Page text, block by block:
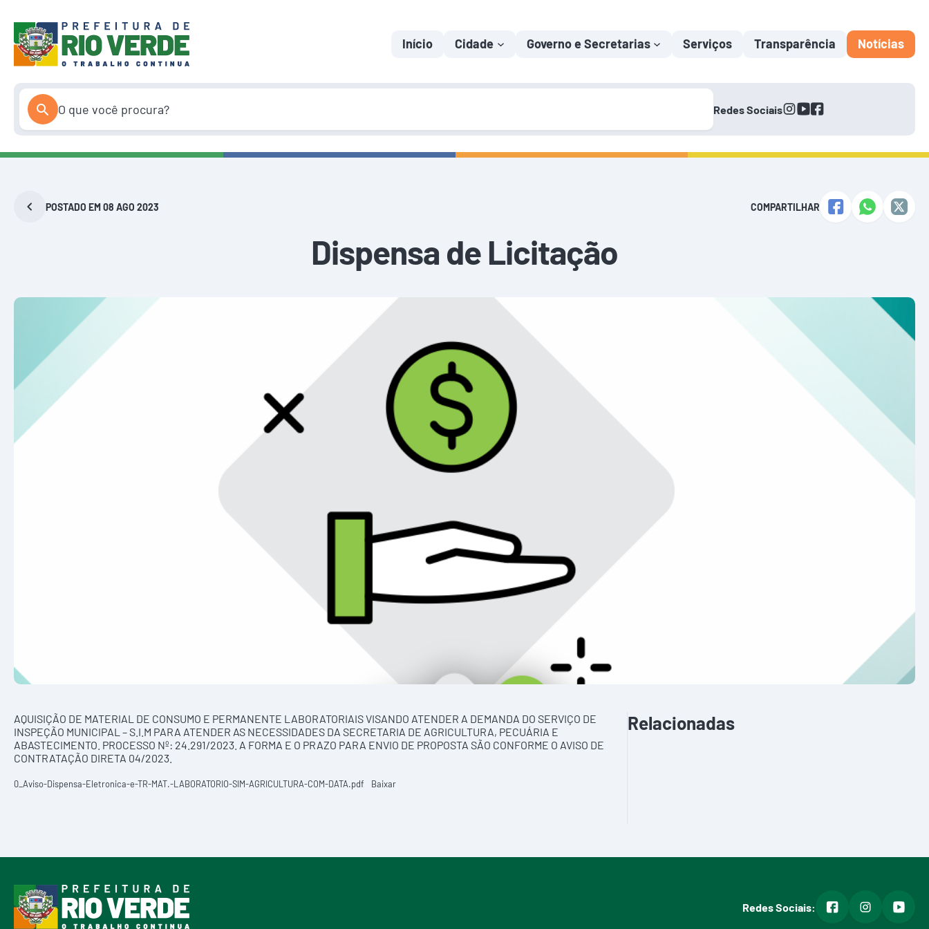
para
conteúdo
Início Cidade Governo e Secretarias Serviços Transparência Notícias
Redes Sociaisinstagram
youtube
facebook
POSTADO EM 08 AGO 2023 COMPARTILHAR
Dispensa de Licitação
AQUISIÇÃO DE MATERIAL DE CONSUMO E PERMANENTE LABORATORIAIS VISANDO ATENDER A DEMANDA DO SERVIÇO DE
INSPEÇÃO MUNICIPAL – S.I.M PARA ATENDER AS NECESSIDADES DA SECRETARIA DE AGRICULTURA, PECUÁRIA E
ABASTECIMENTO. PROCESSO Nº: 24.291/2023. A FORMA E O PRAZO PARA ENVIO DE PROPOSTA SÃO CONFORME O AVISO DE
CONTRATAÇÃO DIRETA 04/2023.
0_Aviso-Dispensa-Eletronica-e-TR-MAT.-LABORATORIO-SIM-AGRICULTURA-COM-DATA.pdf Baixar
Relacionadas
Redes Sociais: facebookinstagram